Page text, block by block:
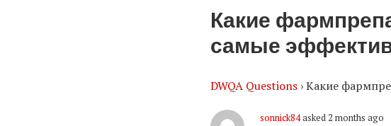
Какие
самые
DWQA Questions ›Какие
sonnick84asked 2 months ago